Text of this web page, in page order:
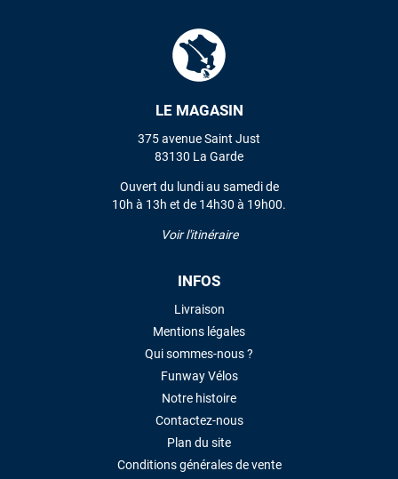
LE MAGASIN
375 avenue Saint Just
83130 La Garde
Ouvert du lundi au samedi de
10h à 13h et de 14h30 à 19h00.
Voir l'itinéraire
INFOS
Livraison
Mentions légales
Qui sommes-nous ?
Funway Vélos
Notre histoire
Contactez-nous
Plan du site
Conditions générales de vente